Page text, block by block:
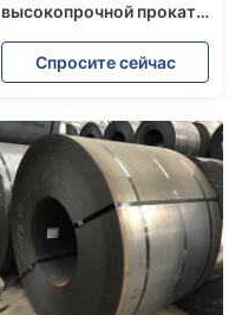
высокопрочной проката
Спросите сейчас